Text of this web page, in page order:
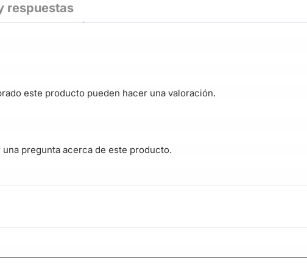
respuestas
este producto pueden hacer una valoración.
pregunta acerca de este producto.